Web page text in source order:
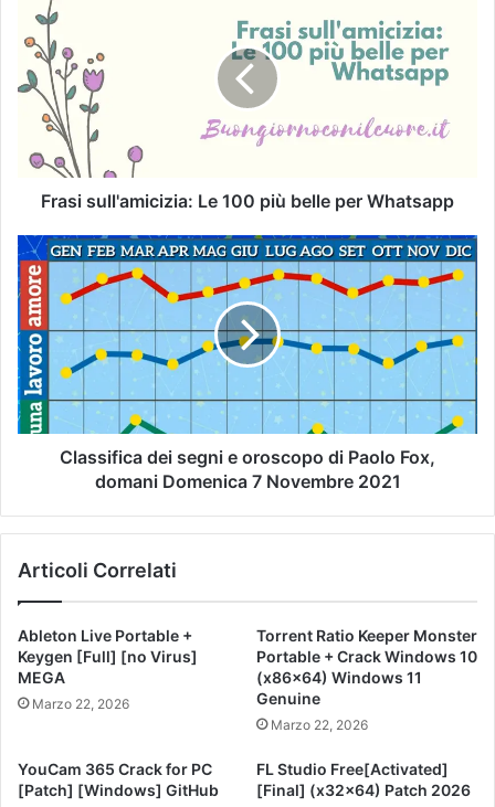
Frasi sull'amicizia: Le 100 più belle per Whatsapp
Classifica dei segni e oroscopo di Paolo Fox,
domani Domenica 7 Novembre 2021
Articoli Correlati
Ableton Live Portable +
Keygen [Full] [no Virus]
MEGA
Marzo 22, 2026
Torrent Ratio Keeper Monster
Portable + Crack Windows 10
(x86x64) Windows 11
Genuine
Marzo 22, 2026
YouCam 365 Crack for PC
[Patch] [Windows] GitHub
FL Studio Free[Activated]
[Final] (x32x64) Patch 2026